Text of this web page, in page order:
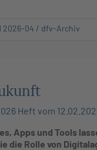
2026-04 / dfv-Archiv
Heft vom
Apps und Tools
die Rolle von